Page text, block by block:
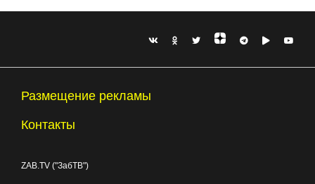
Размещение рекламы
Контакты
ZAB.TV ("ЗабТВ")